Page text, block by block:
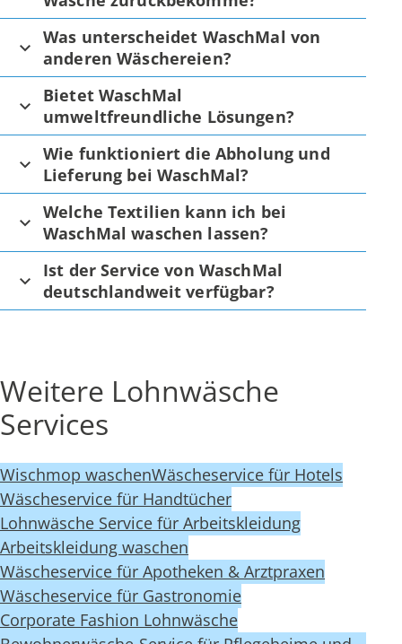
Was unterscheidet WaschMal von
anderen Wäschereien?
Bietet WaschMal
umweltfreundliche Lösungen?
Wie funktioniert die Abholung und
Lieferung bei WaschMal?
Welche Textilien kann ich bei
WaschMal waschen lassen?
Ist der Service von WaschMal
deutschlandweit verfügbar?
Weitere Lohnwäsche
Services
Wischmop waschenWäscheservice für Hotels
Wäscheservice für Handtücher
Lohnwäsche Service für Arbeitskleidung
Arbeitskleidung waschen
Wäscheservice für Apotheken & Arztpraxen
Wäscheservice für Gastronomie
Corporate Fashion Lohnwäsche